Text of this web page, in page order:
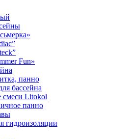
Fun»
панно
бассейна
смеси Litokol
панно
гидроизоляции